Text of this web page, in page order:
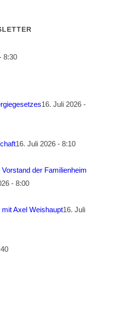
8:30
16. Juli 2026 -
16. Juli 2026 - 8:10
der Familienheim
- 8:00
Axel Weishaupt16. Juli